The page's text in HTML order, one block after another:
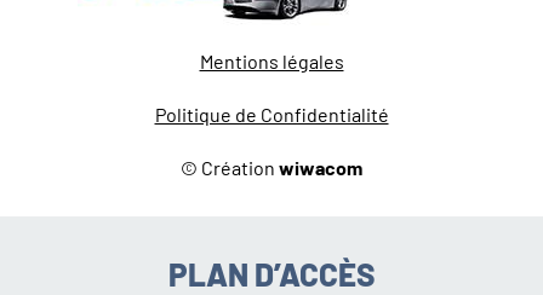
Mentions légales
Politique de Confidentialité
© Création wiwacom
PLAN D’ACCÈS